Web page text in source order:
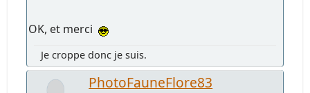
OK, et merci
Je croppe donc je suis.
PhotoFauneFlore83